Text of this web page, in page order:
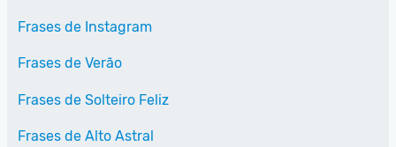
Frases de Instagram
Frases de Verão
Frases de Solteiro Feliz
Frases de Alto Astral